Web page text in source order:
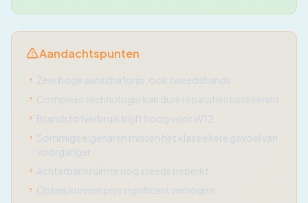
Aandachtspunten
Zeer hoge aanschafprijs, ook tweedehands
Complexe technologie kan dure reparaties betekenen
Brandstofverbruik blijft hoog voor W12
Sommige eigenaren missen het klassiekere gevoel van
voorganger
Achterbankruimte nog steeds beperkt
Opties kunnen prijs significant verhogen